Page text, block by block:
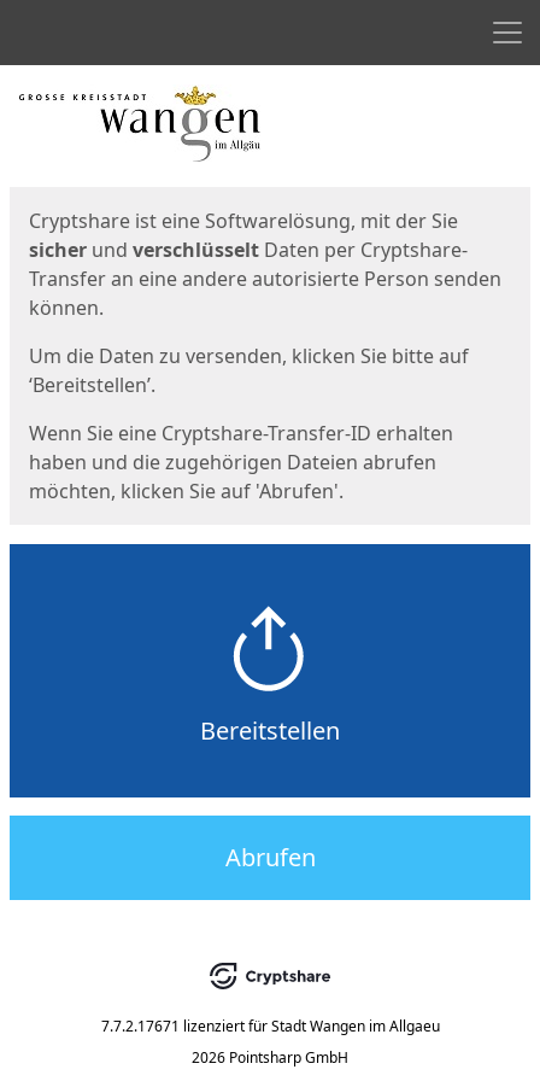
Start
Cryptshare ist eine Softwarelösung, mit der Sie
sicher und verschlüsselt Daten per Cryptshare-
Transfer an eine andere autorisierte Person senden
können.
Um die Daten zu versenden, klicken Sie bitte auf
‘Bereitstellen’.
Wenn Sie eine Cryptshare-Transfer-ID erhalten
haben und die zugehörigen Dateien abrufen
möchten, klicken Sie auf 'Abrufen'.
Bereitstellen
Abrufen
7.7.2.17671 lizenziert für Stadt Wangen im Allgaeu
2026 Pointsharp GmbH